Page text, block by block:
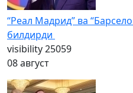
“Реал Мадрид” ва
билдирди
visibility25059
08 август